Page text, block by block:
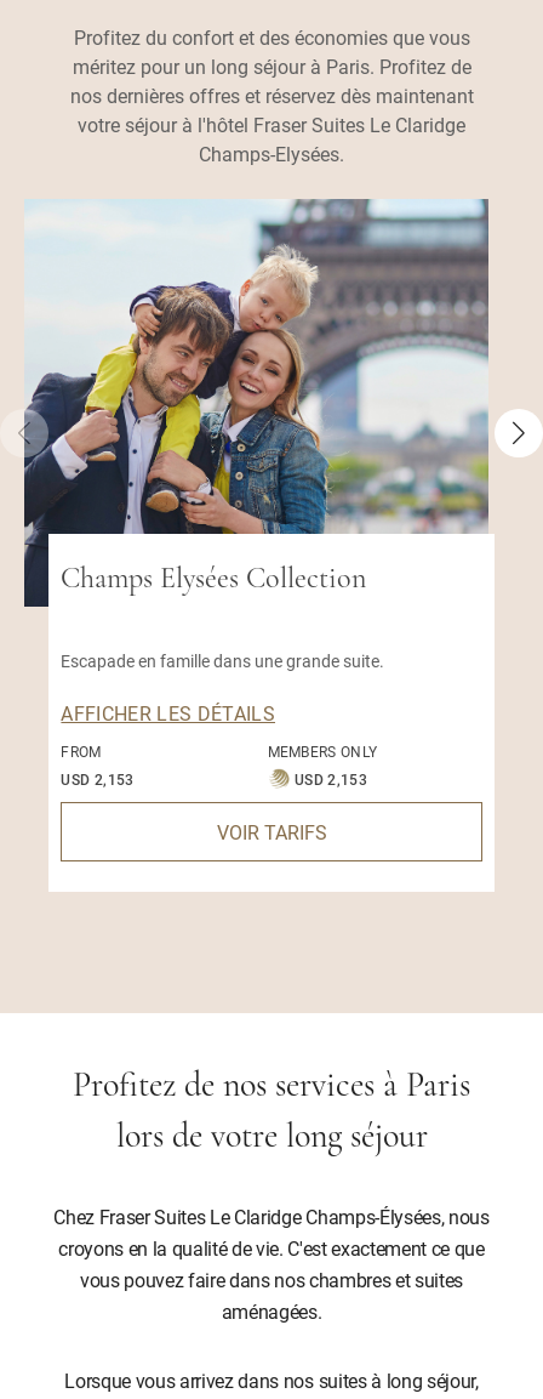
Profitez du confort et des économies que vous
méritez pour un long séjour à Paris. Profitez de
nos dernières offres et réservez dès maintenant
votre séjour à l'hôtel Fraser Suites Le Claridge
Champs-Elysées.
Champs Elysées Collection
Escapade en famille dans une grande suite.
AFFICHER LES DÉTAILS
FROM
USD 2,153
MEMBERS ONLY
USD 2,153
VOIR TARIFS
Profitez de nos services à Paris
lors de votre long séjour
Chez Fraser Suites Le Claridge Champs-Élysées, nous
croyons en la qualité de vie. C'est exactement ce que
vous pouvez faire dans nos chambres et suites
aménagées.
Lorsque vous arrivez dans nos suites à long séjour,